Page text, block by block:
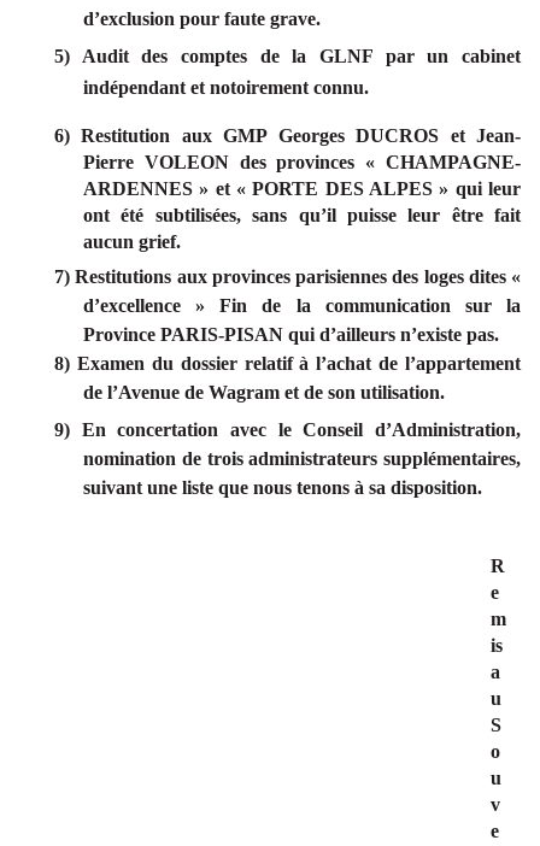
d’exclusion pour faute grave.
5) Audit des comptes de la GLNF par un cabinet
indépendant et notoirement connu.
6) Restitution aux GMP Georges DUCROS et Jean-
Pierre VOLEON des provinces « CHAMPAGNE­
ARDENNES » et « PORTE DES ALPES » qui leur
ont été subtilisées, sans qu’il puisse leur être fait
aucun grief.
7) Restitutions aux provinces parisiennes des loges dites «
d’excellence » Fin de la communication sur la
Province PARIS-PISAN qui d’ailleurs n’existe pas.
8) Examen du dossier relatif à l’achat de l’appartement
de l’Avenue de Wagram et de son utilisation.
9) En concertation avec le Conseil d’Administration,
nomination de trois administrateurs supplémentaires,
suivant une liste que nous tenons à sa disposition.
R
e
m
is
a
u
S
o
u
v
e